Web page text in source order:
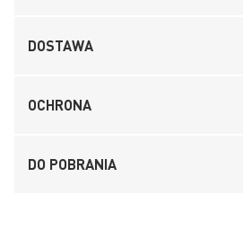
DOSTAWA
OCHRONA
DO POBRANIA